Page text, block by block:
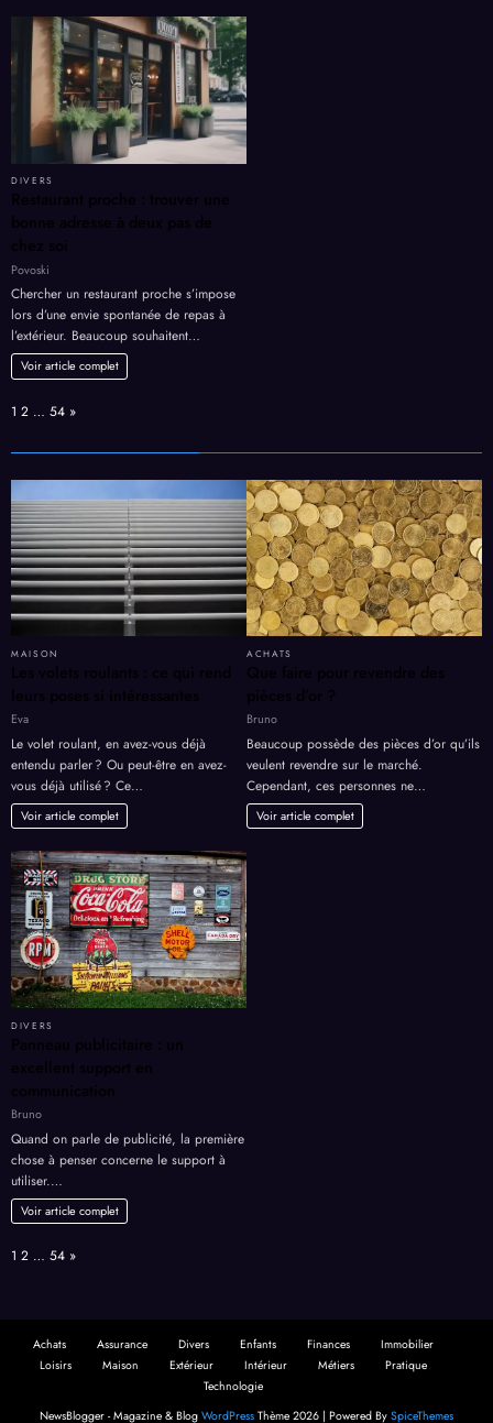
DIVERS
Restaurant proche : trouver une
bonne adresse à deux pas de
chez soi
Povoski
Chercher un restaurant proche s’impose
lors d’une envie spontanée de repas à
l’extérieur. Beaucoup souhaitent…
Voir article complet
Page:
1 2 … 54 Next
»
MAISON
Les volets roulants : ce qui rend
leurs poses si intéressantes
Eva
Le volet roulant, en avez-vous déjà
entendu parler ? Ou peut-être en avez-
vous déjà utilisé ? Ce…
Voir article complet
ACHATS
Que faire pour revendre des
pièces d’or ?
Bruno
Beaucoup possède des pièces d’or qu’ils
veulent revendre sur le marché.
Cependant, ces personnes ne…
Voir article complet
DIVERS
Panneau publicitaire : un
excellent support en
communication
Bruno
Quand on parle de publicité, la première
chose à penser concerne le support à
utiliser.…
Voir article complet
Page:
1 2 … 54 Next
»
Achats Assurance Divers Enfants Finances
Immobilier
Loisirs
Maison Extérieur Intérieur Métiers
Pratique
Technologie
NewsBlogger - Magazine & Blog WordPress Thème 2026 | Powered By SpiceThemes